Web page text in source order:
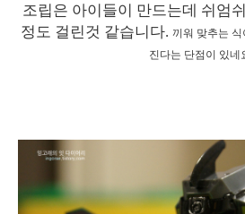
조립은 아이들이 만드는데 쉬엄
정도 걸린것 같습니다. 끼워 맞추는
진다는 단점이 있네